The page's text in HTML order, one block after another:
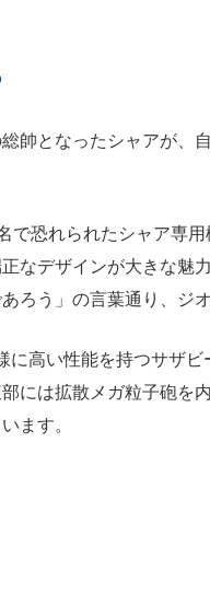
帥となったシャアが、
で恐れられたシャア専
なデザインが大きな魅
ろう」の言葉通り、ジ
高い性能を持つサザ
には拡散メガ粒子砲を
ます。